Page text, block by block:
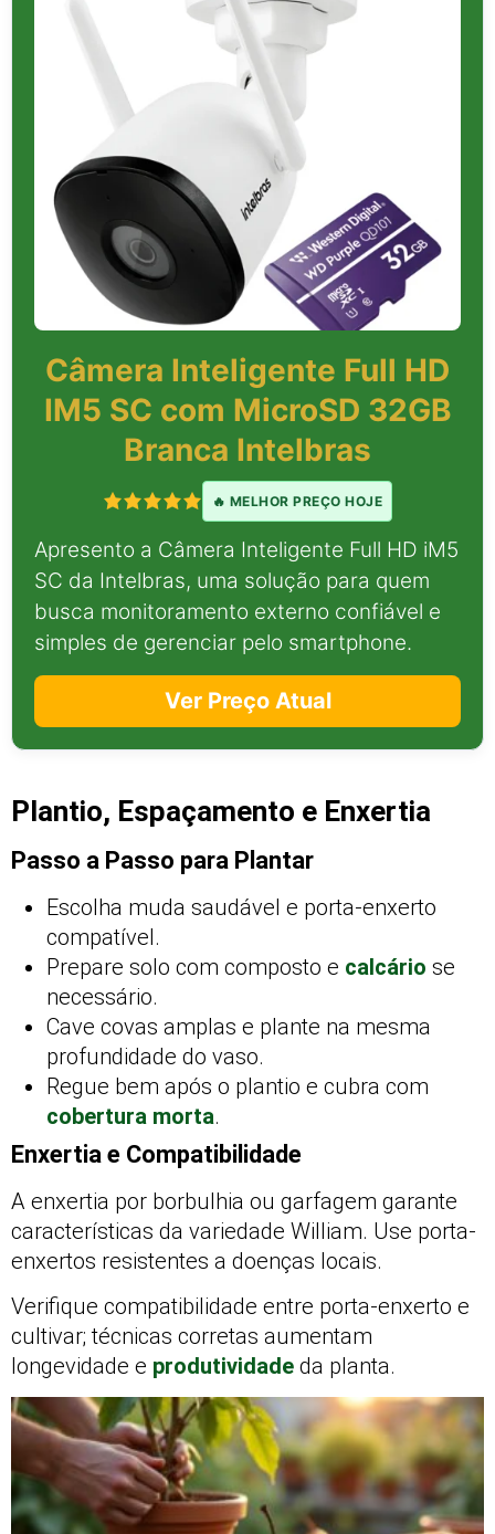
Câmera Inteligente Full HD
IM5 SC com MicroSD 32GB
Branca Intelbras
🔥 MELHOR PREÇO HOJE
Apresento a Câmera Inteligente Full HD iM5
SC da Intelbras, uma solução para quem
busca monitoramento externo confiável e
simples de gerenciar pelo smartphone.
Ver Preço Atual
Plantio, Espaçamento e Enxertia
Passo a Passo para Plantar
Escolha muda saudável e porta-enxerto
compatível.
Prepare solo com composto e calcário se
necessário.
Cave covas amplas e plante na mesma
profundidade do vaso.
Regue bem após o plantio e cubra com
cobertura morta.
Enxertia e Compatibilidade
A enxertia por borbulhia ou garfagem garante
características da variedade William. Use porta-
enxertos resistentes a doenças locais.
Verifique compatibilidade entre porta-enxerto e
cultivar; técnicas corretas aumentam
longevidade e produtividade da planta.